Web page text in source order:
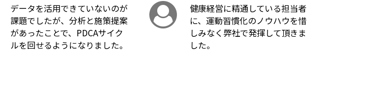
データを活用できていないのが
課題でしたが、分析と施策提案
があったことで、PDCAサイク
ルを回せるようになりました。
健康経営に精通している担当者
に、運動習慣化のノウハウを惜
しみなく弊社で発揮して頂きま
した。